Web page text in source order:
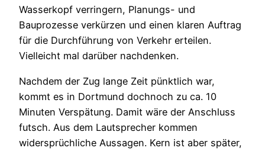
Wasserkopf verringern, Planungs- und
Bauprozesse verkürzen und einen klaren Auftrag
für die Durchführung von Verkehr erteilen.
Vielleicht mal darüber nachdenken.
Nachdem der Zug lange Zeit pünktlich war,
kommt es in Dortmund dochnoch zu ca. 10
Minuten Verspätung. Damit wäre der Anschluss
futsch. Aus dem Lautsprecher kommen
widersprüchliche Aussagen. Kern ist aber später,